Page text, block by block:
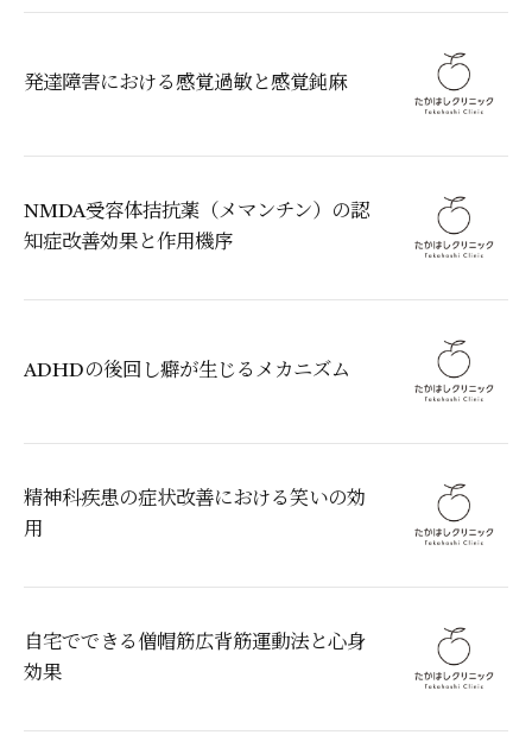
発達障害における感覚過敏と感覚鈍麻
NMDA受容体拮抗薬（メマンチン）の認
知症改善効果と作用機序
ADHDの後回し癖が生じるメカニズム
精神科疾患の症状改善における笑いの効
用
自宅でできる僧帽筋広背筋運動法と心身
効果